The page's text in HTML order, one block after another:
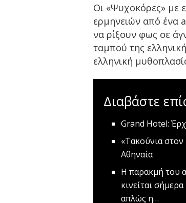
Οι «Ψυχοκόρες» με
ερμηνειών από ένα
να ρίξουν φως σε
ταμπού της
ελληνική
Διαβάστε
Grand Hotel:
«Τακούνια
Αθηναία
H παρακμή του
κινείται
απλώς η…